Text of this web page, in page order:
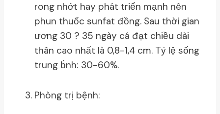
rong nhớt hay phát triển mạnh nên
phun thuốc sunfat đồng. Sau thời gian
ương 30 ? 35 ngày cá đạt chiều dài
thân cao nhất là 0,8-1,4 cm. Tỷ lệ sống
trung b́nh: 30-60%.
Phòng trị bệnh: